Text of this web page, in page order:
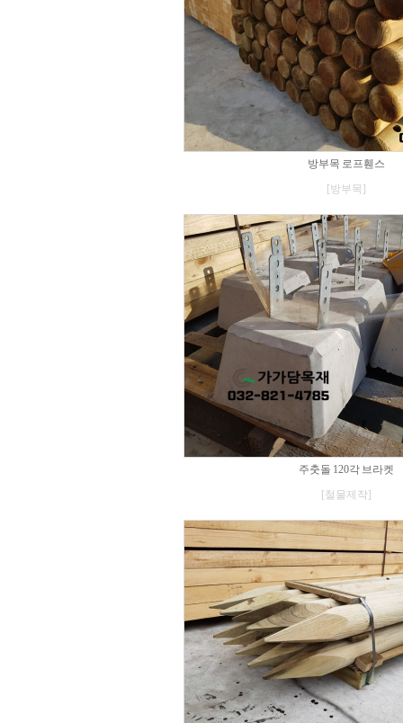
방부목 로프휀스
[방부목]
주춧돌 120각 브라켓
[철물제작]